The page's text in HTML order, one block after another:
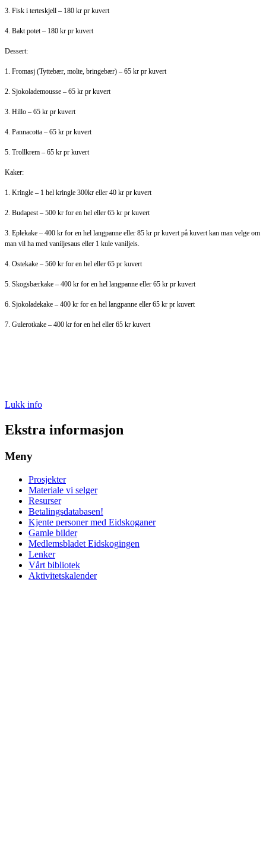
3. Fisk i terteskjell – 180 kr pr kuvert
4. Bakt potet – 180 kr pr kuvert
Dessert:
1. Fromasj (Tyttebær, molte, bringebær) – 65 kr pr kuvert
2. Sjokolademousse – 65 kr pr kuvert
3. Hillo – 65 kr pr kuvert
4. Pannacotta – 65 kr pr kuvert
5. Trollkrem – 65 kr pr kuvert
Kaker:
1. Kringle – 1 hel kringle 300kr eller 40 kr pr kuvert
2. Budapest – 500 kr for en hel eller 65 kr pr kuvert
3. Eplekake – 400 kr for en hel langpanne eller 85 kr pr kuvert på kuvert kan man velge om
man vil ha med vaniljesaus eller 1 kule vaniljeis.
4. Ostekake – 560 kr for en hel eller 65 pr kuvert
5. Skogsbærkake – 400 kr for en hel langpanne eller 65 kr pr kuvert
6. Sjokoladekake – 400 kr for en hel langpanne eller 65 kr pr kuvert
7. Gulerotkake – 400 kr for en hel eller 65 kr kuvert
Lukk info
Ekstra informasjon
Meny
Prosjekter
Materiale vi selger
Resurser
Betalingsdatabasen!
Kjente personer med Eidskoganer
Gamle bilder
Medlemsbladet Eidskogingen
Lenker
Vårt bibliotek
Aktivitetskalender